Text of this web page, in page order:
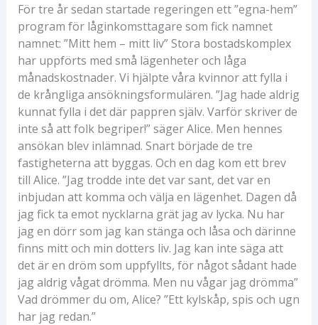
För tre år sedan startade regeringen ett ”egna-hem”
program för låginkomsttagare som fick namnet
namnet: ”Mitt hem – mitt liv” Stora bostadskomplex
har uppförts med små lägenheter och låga
månadskostnader. Vi hjälpte våra kvinnor att fylla i
de krångliga ansökningsformulären. ”Jag hade aldrig
kunnat fylla i det där pappren själv. Varför skriver de
inte så att folk begriper!” säger Alice. Men hennes
ansökan blev inlämnad. Snart började de tre
fastigheterna att byggas. Och en dag kom ett brev
till Alice. ”Jag trodde inte det var sant, det var en
inbjudan att komma och välja en lägenhet. Dagen då
jag fick ta emot nycklarna grät jag av lycka. Nu har
jag en dörr som jag kan stänga och låsa och därinne
finns mitt och min dotters liv. Jag kan inte säga att
det är en dröm som uppfyllts, för något sådant hade
jag aldrig vågat drömma. Men nu vågar jag drömma”
Vad drömmer du om, Alice? ”Ett kylskåp, spis och ugn
har jag redan.”